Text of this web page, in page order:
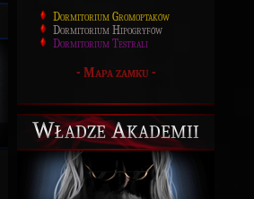
Dormitorium Gromoptaków
Dormitorium Hipogryfów
Dormitorium Testrali
- Mapa zamku-
Władze Akademii